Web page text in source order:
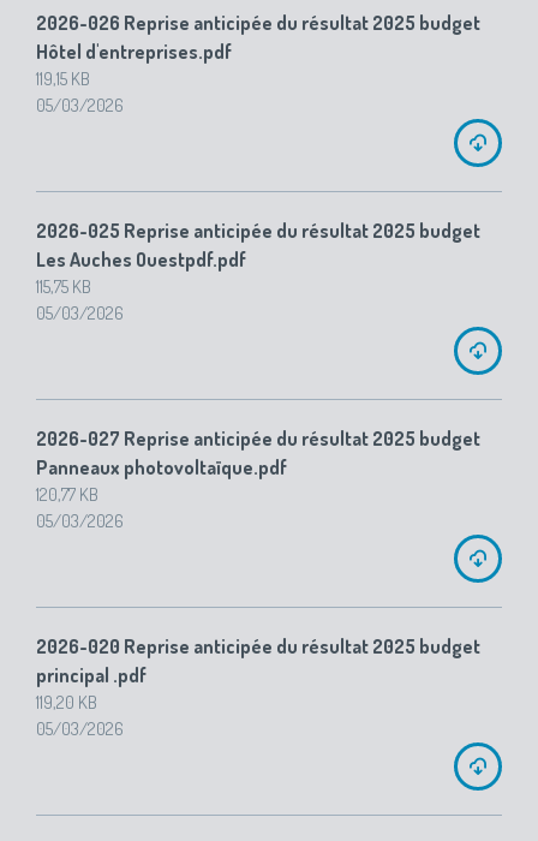
2026-026 Reprise anticipée du résultat 2025 budget
Hôtel d'entreprises.pdf
119,15 KB
05/03/2026
2026-025 Reprise anticipée du résultat 2025 budget
Les Auches Ouestpdf.pdf
115,75 KB
05/03/2026
2026-027 Reprise anticipée du résultat 2025 budget
Panneaux photovoltaïque.pdf
120,77 KB
05/03/2026
2026-020 Reprise anticipée du résultat 2025 budget
principal .pdf
119,20 KB
05/03/2026